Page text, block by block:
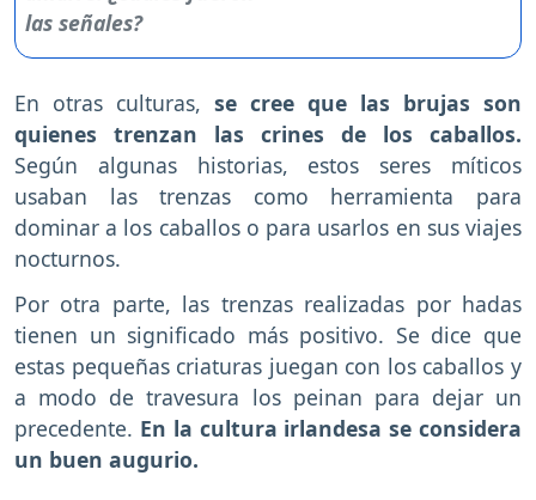
En otras culturas, se cree que las brujas son
quienes trenzan las crines de los caballos.
Según algunas historias, estos seres míticos
usaban las trenzas como herramienta para
dominar a los caballos o para usarlos en sus viajes
nocturnos.
Por otra parte, las trenzas realizadas por hadas
tienen un significado más positivo. Se dice que
estas pequeñas criaturas juegan con los caballos y
a modo de travesura los peinan para dejar un
precedente. En la cultura irlandesa se considera
un buen augurio.